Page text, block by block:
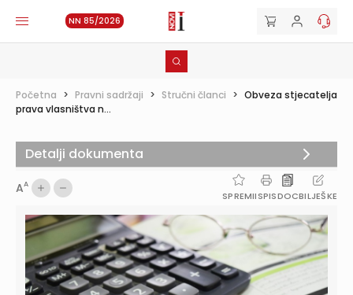
NN 85/2026
Početna > Pravni sadržaji > Stručni članci > Obveza stjecatelja
prava vlasništva n...
AA
SPREMIISPISDOCBILJEŠKE
Detalji dokumenta